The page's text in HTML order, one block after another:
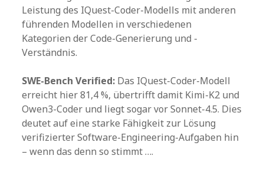
Leistung des IQuest-Coder-Modells mit anderen
führenden Modellen in verschiedenen
Kategorien der Code-Generierung und -
Verständnis.
SWE-Bench Verified: Das IQuest-Coder-Modell
erreicht hier 81,4 %, übertrifft damit Kimi-K2 und
Owen3-Coder und liegt sogar vor Sonnet-4.5. Dies
deutet auf eine starke Fähigkeit zur Lösung
verifizierter Software-Engineering-Aufgaben hin
– wenn das denn so stimmt ….